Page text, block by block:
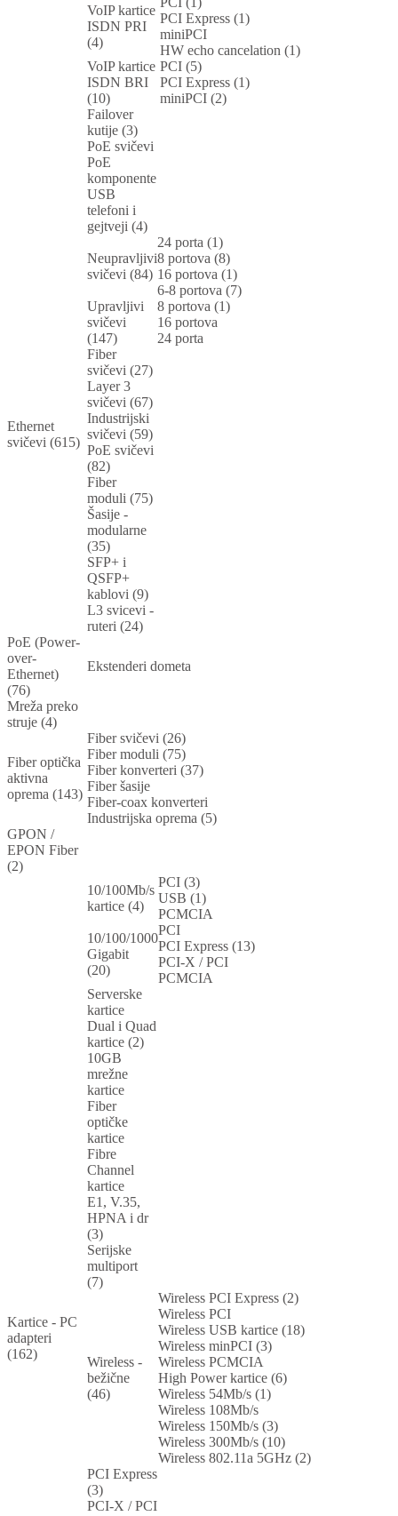
VoIP kartice
ISDN PRI
(4)
PCI Express (1)
miniPCI
HW echo cancelation (1)
VoIP kartice
ISDN BRI
(10)
PCI (5)
PCI Express (1)
miniPCI (2)
Failover
kutije (3)
PoE svičevi
PoE
komponente
USB
telefoni i
gejtveji (4)
Ethernet
svičevi (615)
Neupravljivi
svičevi (84)
24 porta (1)
8 portova (8)
16 portova (1)
6-8 portova (7)
Upravljivi
svičevi
(147)
8 portova (1)
16 portova
24 porta
Fiber
svičevi (27)
Layer 3
svičevi (67)
Industrijski
svičevi (59)
PoE svičevi
(82)
Fiber
moduli (75)
Šasije -
modularne
(35)
SFP+ i
QSFP+
kablovi (9)
L3 svicevi -
ruteri (24)
PoE (Power-
over-
Ethernet)
(76)
Ekstenderi dometa
Mreža preko
struje (4)
Fiber optička
aktivna
oprema (143)
Fiber svičevi (26)
Fiber moduli (75)
Fiber konverteri (37)
Fiber šasije
Fiber-coax konverteri
Industrijska oprema (5)
GPON /
EPON Fiber
(2)
Kartice - PC
adapteri
(162)
10/100Mb/s
kartice (4)
PCI (3)
USB (1)
PCMCIA
10/100/1000
Gigabit
(20)
PCI
PCI Express (13)
PCI-X / PCI
PCMCIA
Serverske
kartice
Dual i Quad
kartice (2)
10GB
mrežne
kartice
Fiber
optičke
kartice
Fibre
Channel
kartice
E1, V.35,
HPNA i dr
(3)
Serijske
multiport
(7)
Wireless -
bežične
(46)
Wireless PCI Express (2)
Wireless PCI
Wireless USB kartice (18)
Wireless minPCI (3)
Wireless PCMCIA
High Power kartice (6)
Wireless 54Mb/s (1)
Wireless 108Mb/s
Wireless 150Mb/s (3)
Wireless 300Mb/s (10)
Wireless 802.11a 5GHz (2)
PCI Express
(3)
PCI-X / PCI